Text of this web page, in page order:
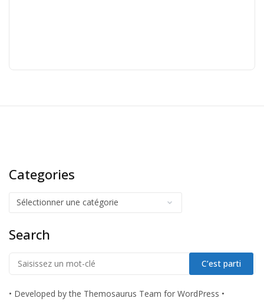
Categories
Search
• Developed by the Themosaurus Team for WordPress •